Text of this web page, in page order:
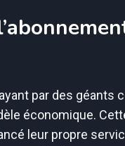
par des
économique.
leur propre